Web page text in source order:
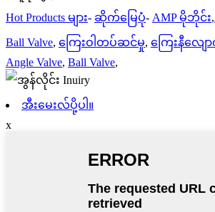
Hot Products များ- ဆိုက်မြေပုံ- AMP မိုဘိုင်း,
Ball Valve, ကြေးဝါတပ်ဆင်မှု, ကြေးနီလျ
Angle Valve, Ball Valve,
အီးမေးလ်ပို့ပါ။
x